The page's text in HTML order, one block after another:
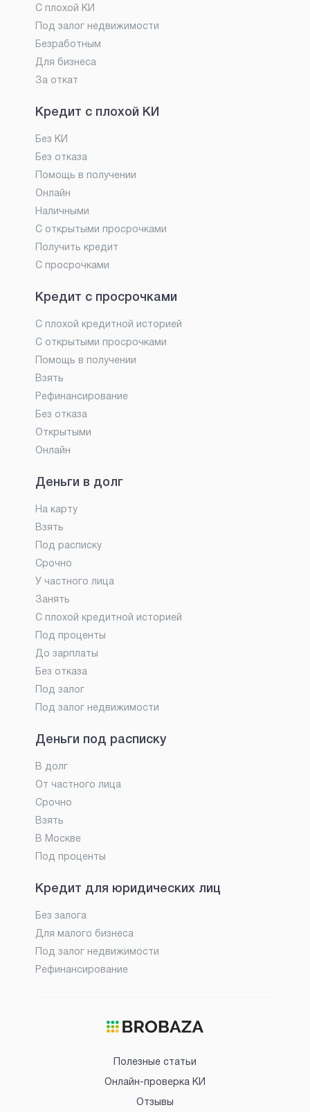
С плохой КИ
Под залог недвижимости
Безработным
Для бизнеса
За откат
Кредит с плохой КИ
Без КИ
Без отказа
Помощь в получении
Онлайн
Наличными
С открытыми просрочками
Получить кредит
С просрочками
Кредит с просрочками
С плохой кредитной историей
С открытыми просрочками
Помощь в получении
Взять
Рефинансирование
Без отказа
Открытыми
Онлайн
Деньги в долг
На карту
Взять
Под расписку
Срочно
У частного лица
Занять
С плохой кредитной историей
Под проценты
До зарплаты
Без отказа
Под залог
Под залог недвижимости
Деньги под расписку
В долг
От частного лица
Срочно
Взять
В Москве
Под проценты
Кредит для юридических лиц
Без залога
Для малого бизнеса
Под залог недвижимости
Рефинансирование
Полезные статьи
Онлайн-проверка КИ
Отзывы